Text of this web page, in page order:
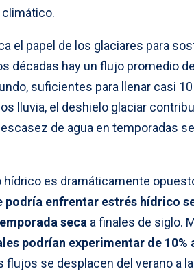
el papel de los glaciares para
décadas hay un flujo promedio
suficientes para llenar casi
lluvia, el deshielo glaciar
de agua en temporadas
es dramáticamente
podría enfrentar estrés hídrico
seca a finales de siglo.
podrían experimentar de 10%
flujos se desplacen del verano a